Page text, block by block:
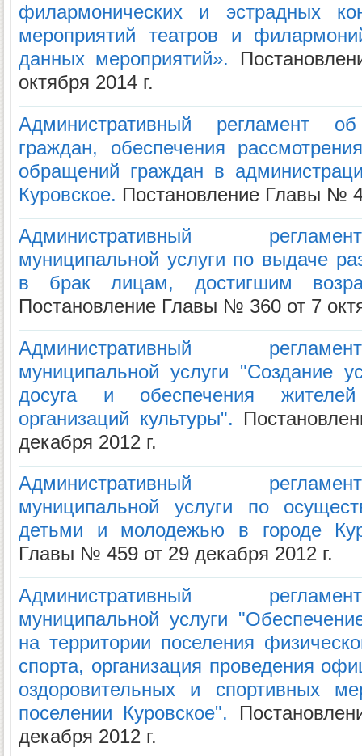
филармонических и эстрадных
мероприятий театров и
данных мероприятий».
октября 2014 г.
Административный регламент
граждан, обеспечения
обращений граждан в
Куровское. Постановление Главы №
Административный
муниципальной услуги по выдаче
в брак лицам, достигшим
Постановление Главы № 360 от 7
Административный
муниципальной услуги "Создание
досуга и обеспечения
организаций культуры".
декабря 2012 г.
Административный
муниципальной услуги по
детьми и молодежью в городе
Главы № 459 от 29 декабря 2012 г.
Административный
муниципальной услуги
на территории поселения
спорта, организация проведения
оздоровительных и спортивных
поселении Куровское".
декабря 2012 г.